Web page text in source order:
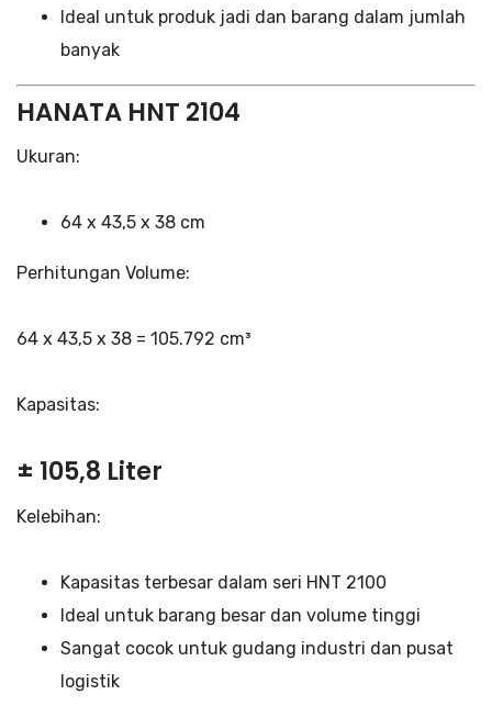
Ideal untuk produk jadi dan barang dalam jumlah
banyak
HANATA HNT 2104
Ukuran:
64 x 43,5 x 38 cm
Perhitungan Volume:
64 x 43,5 x 38 = 105.792 cm³
Kapasitas:
± 105,8 Liter
Kelebihan:
Kapasitas terbesar dalam seri HNT 2100
Ideal untuk barang besar dan volume tinggi
Sangat cocok untuk gudang industri dan pusat
logistik